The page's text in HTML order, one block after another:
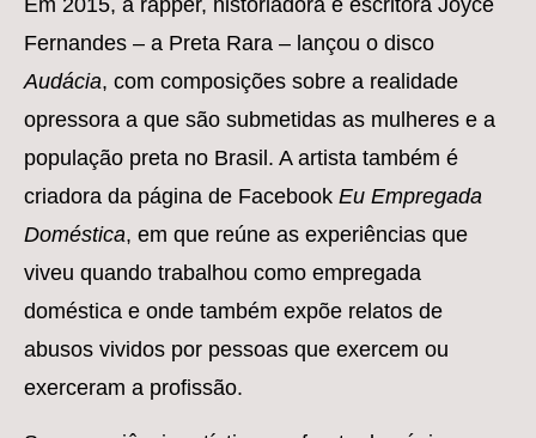
Fernandes – a Preta Rara – lançou o disco
Audácia, com composições sobre a realidade
opressora a que são submetidas as mulheres e a
população preta no Brasil. A artista também é
criadora da página de Facebook Eu Empregada
Doméstica, em que reúne as experiências que
viveu quando trabalhou como empregada
doméstica e onde também expõe relatos de
abusos vividos por pessoas que exercem ou
exerceram a profissão.